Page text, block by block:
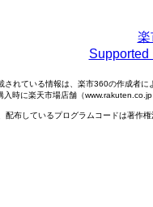
楽
Supported
されている情報は、楽市360の作成者
入時に楽天市場店舗（
配布しているプログラムコードは著作